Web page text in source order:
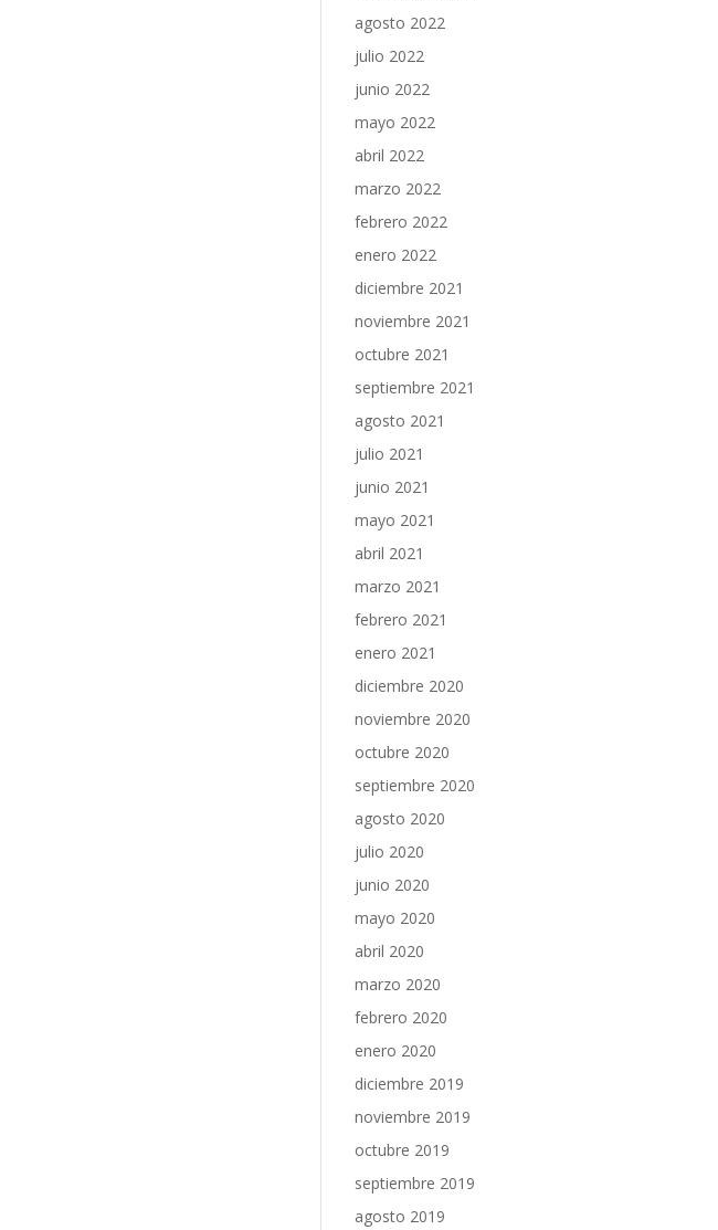
agosto 2022
julio 2022
junio 2022
mayo 2022
abril 2022
marzo 2022
febrero 2022
enero 2022
diciembre 2021
noviembre 2021
octubre 2021
septiembre 2021
agosto 2021
julio 2021
junio 2021
mayo 2021
abril 2021
marzo 2021
febrero 2021
enero 2021
diciembre 2020
noviembre 2020
octubre 2020
septiembre 2020
agosto 2020
julio 2020
junio 2020
mayo 2020
abril 2020
marzo 2020
febrero 2020
enero 2020
diciembre 2019
noviembre 2019
octubre 2019
septiembre 2019
agosto 2019